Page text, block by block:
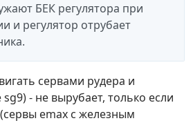
БЕК регулятора при
и регулятор отрубает
сервами рудера и
- не вырубает, только если
emax с железным